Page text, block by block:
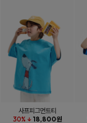
사프피그먼트티
30% ↓ 18,800원